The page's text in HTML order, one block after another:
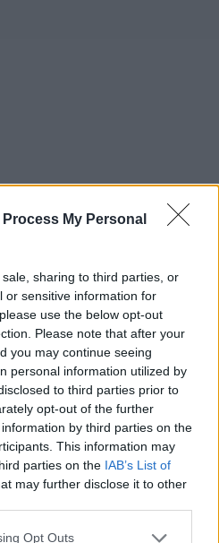
Process My Personal
sharing to third parties, or
or sensitive information for
use the below opt-out
Please note that after your
you may continue seeing
personal information utilized by
to third parties prior to
opt-out of the further
by third parties on the
This information may
parties on the IAB’s List of
may further disclose it to other
Opt Outs